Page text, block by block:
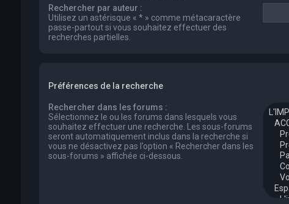
Rechercher par auteur :
Utilisez un astérisque « * » comme métacaractère
passe-partout si vous souhaitez effectuer des
recherches partielles.
Préférences de la recherche
Rechercher dans les forums :
Sélectionnez le ou les forums dans lesquels vous
souhaitez effectuer une recherche. Les sous-forums
seront automatiquement inclus dans la recherche si
vous ne désactivez pas l’option « Rechercher dans les
sous-forums » affichée ci-dessous.